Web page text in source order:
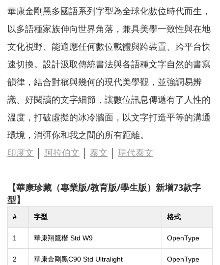
華康金剛黑多國語系列字型為全球化數位時代而生，
以多語種家族伸向世界角落，兼具美學一致性與在地
文化視野、能適應任何數位載體與跨裝置、跨平台快
速切換。設計汲取傳統書法與各語種文字自然的書寫
韻律，結合對稱與幾何的現代美學觀，並強調易辨
識、好閱讀的文字細節，讓數位訊息傳遞有了人性的
溫度，打破虛擬的冰冷牆面，以文字打造平等的溝通
環境，消弭你和我之間的所有距離。
印度文
阿拉伯文 泰文 現代泰文
【華康珍藏（專業版/教育版/學生版）新增73款字
型】
# 字型 格式
1 華康翔鷹楷 Std W9 OpenType
2 華康金剛黑C90 Std Ultralight OpenType